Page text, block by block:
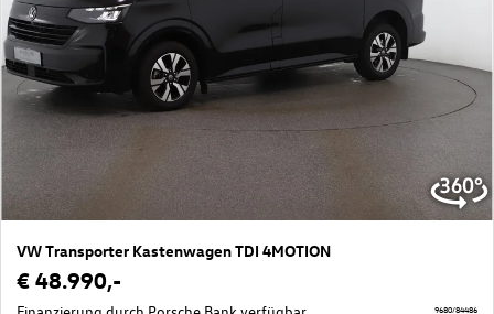
VW Transporter Kastenwagen TDI 4MOTION
€ 48.990,-
9680/84486